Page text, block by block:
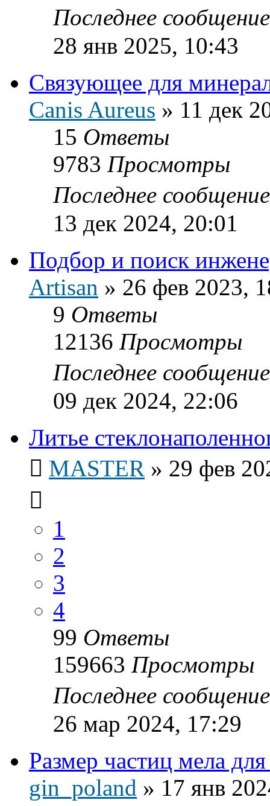
Последнее
28 янв 2025, 10:43
Связующее для
Canis Aureus » 11 дек
15 Ответы
9783 Просмотры
Последнее
13 дек 2024, 20:01
Подбор и поиск
Artisan » 26 фев 2023,
9 Ответы
12136 Просмотры
Последнее
09 дек 2024, 22:06
Литье
MASTER » 29 фев
1
2
3
4
99 Ответы
159663 Просмотры
Последнее
26 мар 2024, 17:29
Размер частиц мела
gin_poland » 17 янв